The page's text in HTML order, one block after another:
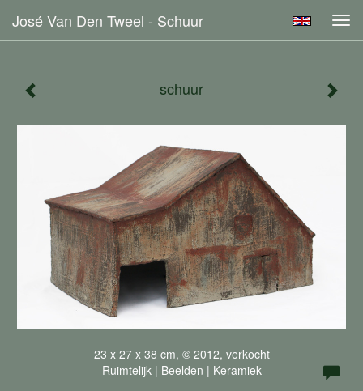
José Van Den Tweel - Schuur
schuur
23 x 27 x 38 cm, © 2012, verkocht
Ruimtelijk | Beelden | Keramiek